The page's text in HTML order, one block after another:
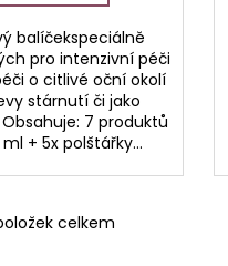
balíčekspeciálně
pro intenzivní péči
o citlivé oční okolí
stárnutí či jako
7 produktů
+ 5x polštářky...
Ocelkem